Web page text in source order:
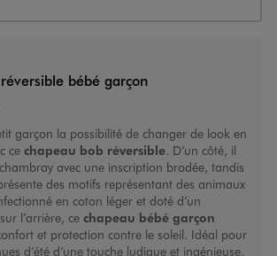
bébé garçon
garçon la possibilité de changer de look en
ce chapeau bob réversible. D’un côté, il
avec une inscription brodée, tandis
des motifs représentant des animaux
en coton léger et doté d’un
l’arrière, ce chapeau bébé garçon
et protection contre le soleil. Idéal pour
d’été d’une touche ludique et ingénieuse.